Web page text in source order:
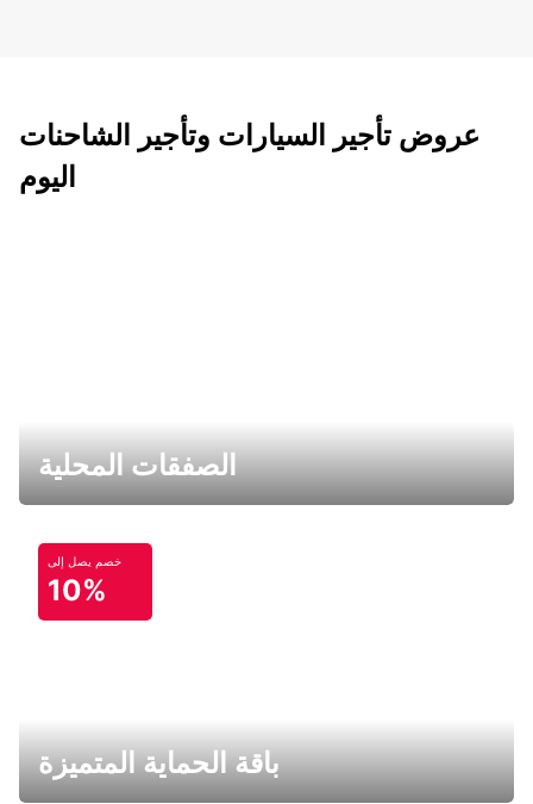
عروض تأجير السيارات وتأجير الشاحنات
اليوم
الصفقات المحلية
خصم يصل إلى
10%
باقة الحماية المتميزة